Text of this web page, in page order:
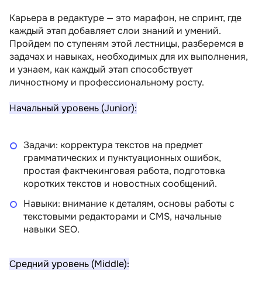
Карьера в редактуре — это марафон, не спринт, где
каждый этап добавляет слои знаний и умений.
Пройдем по ступеням этой лестницы, разберемся в
задачах и навыках, необходимых для их выполнения,
и узнаем, как каждый этап способствует
личностному и профессиональному росту.
Начальный уровень (Junior):
Задачи: корректура текстов на предмет
грамматических и пунктуационных ошибок,
простая фактчекинговая работа, подготовка
коротких текстов и новостных сообщений.
Навыки: внимание к деталям, основы работы с
текстовыми редакторами и CMS, начальные
навыки SEO.
Средний уровень (Middle):